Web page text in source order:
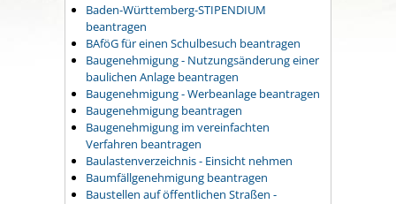
Baden-Württemberg-STIPENDIUM
beantragen
BAföG für einen Schulbesuch beantragen
Baugenehmigung - Nutzungsänderung einer
baulichen Anlage beantragen
Baugenehmigung - Werbeanlage beantragen
Baugenehmigung beantragen
Baugenehmigung im vereinfachten
Verfahren beantragen
Baulastenverzeichnis - Einsicht nehmen
Baumfällgenehmigung beantragen
Baustellen auf öffentlichen Straßen -